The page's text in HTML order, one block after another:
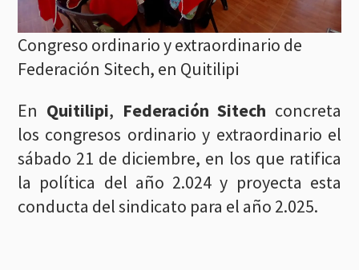
Congreso ordinario y extraordinario de
Federación Sitech, en Quitilipi
En Quitilipi, Federación Sitech concreta
los congresos ordinario y extraordinario el
sábado 21 de diciembre, en los que ratifica
la política del año 2.024 y proyecta esta
conducta del sindicato para el año 2.025.